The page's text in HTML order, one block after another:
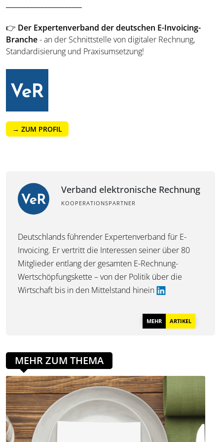
👉 Der Expertenverband der deutschen E-Invoicing-
Branche- an der Schnittstelle von digitaler Rechnung,
Standardisierung und Praxisumsetzung!
→ ZUM PROFIL
Verband elektronische Rechnung
KOOPERATIONSPARTNER
Deutschlands führender Expertenverband für E-
Invoicing. Er vertritt die Interessen seiner über 80
Mitglieder entlang der gesamten E-Rechnung-
Wertschöpfungskette – von der Politik über die
Wirtschaft bis in den Mittelstand hinein
MEHR ARTIKEL
MEHR ZUM THEMA